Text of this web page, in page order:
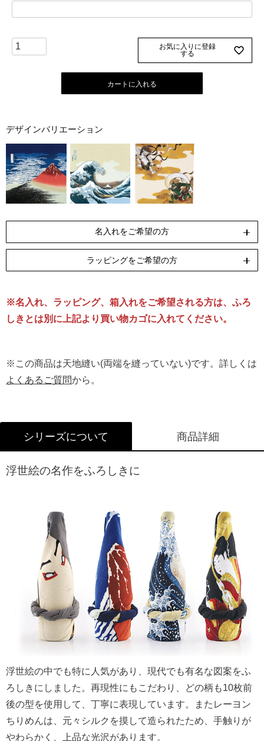
お気に入りに登録
する
カートに入れる
デザインバリエーション
名入れをご希望の方
ラッピングをご希望の方
リボン包装
[無料]
のし包装
[無料]
箱Mサイズ
[有料]
ラッピングについて詳しくはこちら
※名入れ、ラッピング、箱入れをご希望される方は、ふろ
しきとは別に上記より買い物カゴに入れてください。
※この商品は天地縫い(両端を縫っていない)です。詳しくは
よくあるご質問から。
シリーズについて 商品詳細
浮世絵の名作をふろしきに
浮世絵の中でも特に人気があり、現代でも有名な図案をふ
ろしきにしました。再現性にもこだわり、どの柄も10枚前
後の型を使用して、丁寧に表現しています。またレーヨン
ちりめんは、元々シルクを摸して造られたため、手触りが
やわらかく、上品な光沢があります。